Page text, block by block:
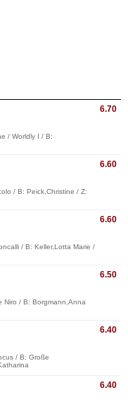
6.70
/ Worldly I / B:
6.60
/ B: Peick,Christine / Z:
6.60
/ B: Keller,Lotta Marie /
6.50
Niro / B: Borgmann,Anna
6.40
/ B: Große
6.40